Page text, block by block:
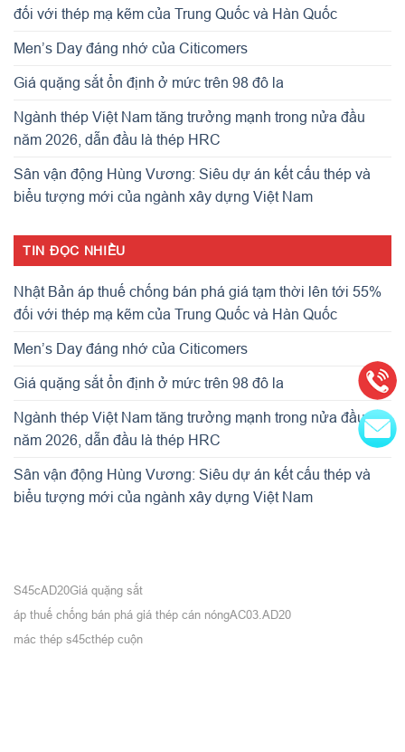
đối với thép mạ kẽm của Trung Quốc và Hàn Quốc
Men’s Day đáng nhớ của Citicomers
Giá quặng sắt ổn định ở mức trên 98 đô la
Ngành thép Việt Nam tăng trưởng mạnh trong nửa đầu
năm 2026, dẫn đầu là thép HRC
Sân vận động Hùng Vương: Siêu dự án kết cấu thép và
biểu tượng mới của ngành xây dựng Việt Nam
TIN ĐỌC NHIỀU
Nhật Bản áp thuế chống bán phá giá tạm thời lên tới 55%
đối với thép mạ kẽm của Trung Quốc và Hàn Quốc
Men’s Day đáng nhớ của Citicomers
Giá quặng sắt ổn định ở mức trên 98 đô la
Ngành thép Việt Nam tăng trưởng mạnh trong nửa đầu
năm 2026, dẫn đầu là thép HRC
Sân vận động Hùng Vương: Siêu dự án kết cấu thép và
biểu tượng mới của ngành xây dựng Việt Nam
S45cAD20Giá quặng sắt
áp thuế chống bán phá giá thép cán nóngAC03.AD20
mác thép s45cthép cuộn